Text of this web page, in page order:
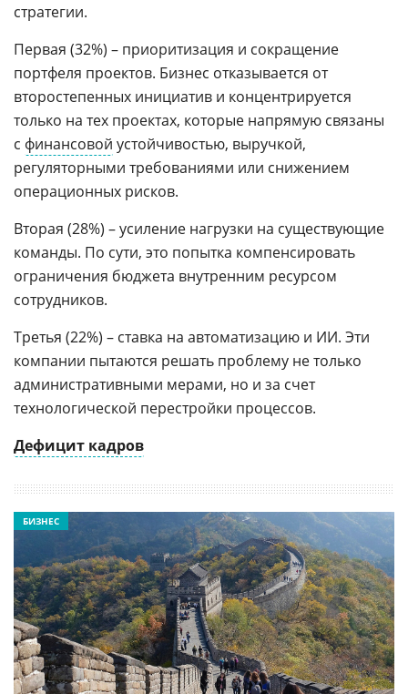
стратегии.
Первая (32%) – приоритизация и сокращение
портфеля проектов. Бизнес отказывается от
второстепенных инициатив и концентрируется
только на тех проектах, которые напрямую связаны
с финансовой устойчивостью, выручкой,
регуляторными требованиями или снижением
операционных рисков.
Вторая (28%) – усиление нагрузки на существующие
команды. По сути, это попытка компенсировать
ограничения бюджета внутренним ресурсом
сотрудников.
Третья (22%) – ставка на автоматизацию и ИИ. Эти
компании пытаются решать проблему не только
административными мерами, но и за счет
технологической перестройки процессов.
Дефицит кадров
БИЗНЕС